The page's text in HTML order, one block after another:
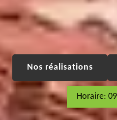
Nos réalisations
Horaire: